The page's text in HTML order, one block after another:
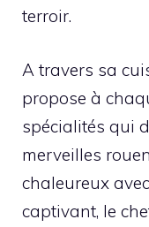
terroir.
A travers sa
propose à
spécialités qui
merveilles
chaleureux
captivant, le